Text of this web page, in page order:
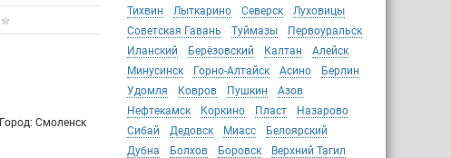
Тихвин
Лыткарино Северск
Луховицы
Советская Гавань
Туймазы
Первоуральск
Иланский
Берёзовский Калтан
Алейск
Минусинск
Горно-Алтайск Асино
Берлин
Удомля
Ковров Пушкин
Азов
Нефтекамск
Коркино Пласт
Назарово
Сибай
Дедовск Миасс
Белоярский
Дубна
Болхов Боровск
Верхний Тагил
Город: Смоленск